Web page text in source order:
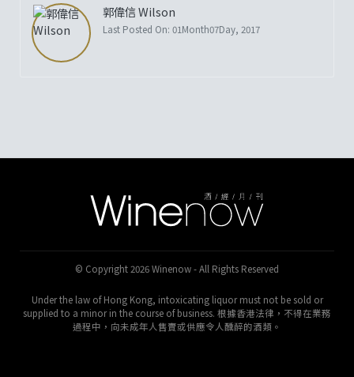
郭偉信 Wilson
Last Posted On: 01Month07Day, 2017
© Copyright 2026 Winenow - All Rights Reserved
Under the law of Hong Kong, intoxicating liquor must not be sold or
supplied to a minor in the course of business. 根據香港法律，不得在業務
過程中，向未成年人售賣或供應令人醺醉的酒類。